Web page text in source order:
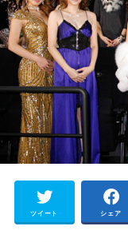
ツイート シェア